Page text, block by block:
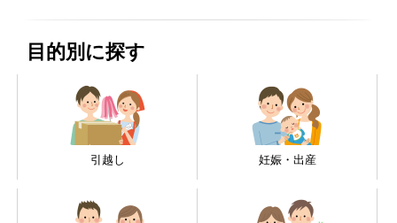
目的別に探す
引越し 妊娠・出産